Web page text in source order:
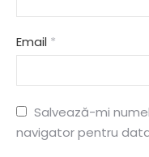
Email *
Salvează-mi
navigator pentru